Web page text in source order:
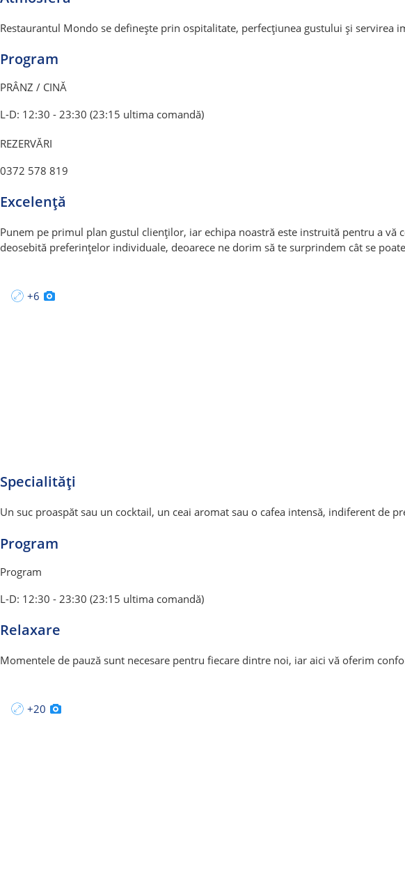
Restaurantul Mondo se definește prin ospitalitate, perfecțiunea gustului și servirea
Program
PRÂNZ / CINĂ
L-D: 12:30 - 23:30 (23:15 ultima comandă)
REZERVĂRI
0372 578 819
Excelență
Punem pe primul plan gustul clienților, iar echipa noastră este instruită pentru a vă
deosebită preferințelor individuale, deoarece ne dorim să te surprindem cât se
+6
Specialități
Un suc proaspăt sau un cocktail, un ceai aromat sau o cafea intensă, indiferent de
Program
Program
L-D: 12:30 - 23:30 (23:15 ultima comandă)
Relaxare
Momentele de pauză sunt necesare pentru fiecare dintre noi, iar aici vă oferim
+20